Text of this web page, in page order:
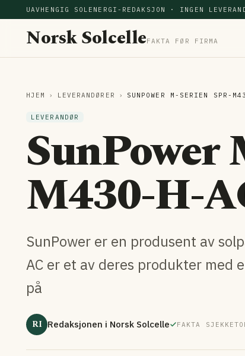
UAVHENGIG SOLENERGI-REDAKSJON · INGEN
Norsk SolcelleFAKTA FØR FIRMA
HJEM › LEVERANDØRER › SUNPOWER M-SERIEN SPR-
LEVERANDØR
SunPower
M430-H-
SunPower er en produsent av
AC er et av deres produkter
på
RI Redaksjonen i Norsk Solcelle FAKTA SJEKKET